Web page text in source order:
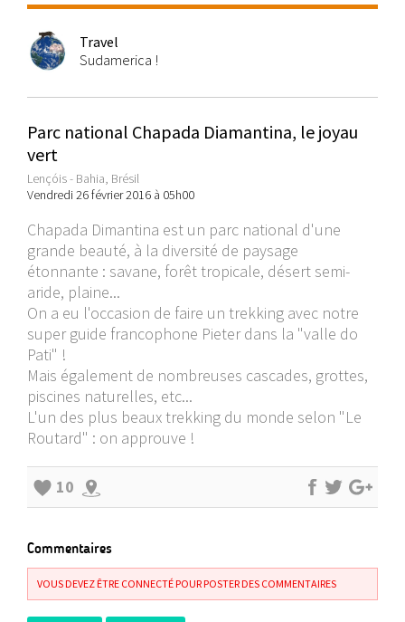
Travel
Sudamerica !
Parc national Chapada Diamantina, le joyau
vert
Lençóis - Bahia, Brésil
Vendredi 26 février 2016 à 05h00
Chapada Dimantina est un parc national d'une
grande beauté, à la diversité de paysage
étonnante : savane, forêt tropicale, désert semi-
aride, plaine...
On a eu l'occasion de faire un trekking avec notre
super guide francophone Pieter dans la "valle do
Pati" !
Mais également de nombreuses cascades, grottes,
piscines naturelles, etc...
L'un des plus beaux trekking du monde selon "Le
Routard" : on approuve !
10
Commentaires
VOUS DEVEZ ÊTRE CONNECTÉ POUR POSTER DES COMMENTAIRES